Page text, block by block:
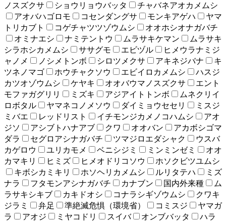
ノスズクサ
ショウリョウバッタ
チャバネアオカメムシ
アオバハゴロモ
コセンダングサ モンキアゲハ
ヤマ
トリカブト
コゲチャツツゾウムシ
オオホシオナガバチ
オミナエシ
ナミテントウ ムラサキケマン
ムラサキ
シラホシカメムシ
ササグモ エビヅル
ヒメウラナミジ
ャノメ
ノシメトンボ シロツメクサ アキネジバナ
キ
ツネノマゴ
ホウチャクソウ エビイロカメムシ
ハスジ
カツオゾウムシ
ケヤキ オオバウマノスズクサ
エント
モファガグリリ
ミズキ アジアイトトンボ
ムネクリイ
ロボタル
ヤマネコノメソウ ダイミョウセセリ
ミスジ
ミバエ
レッドリスト イチモンジカメノコハムシ
アオ
ジソ
アシブトハナアブ クワ オオバン
アカボシゴマ
ダラ
セグロアシナガバチ ツマジロエダシャク
ウスバ
カゲロウ
ユリカモメ ベニシジミ ミンミンゼミ
オオ
カマキリ
ヒミズ ヒメオドリコソウ
ホソクビツユムシ
キボシカミキリ
ホソヘリカメムシ ルリタテハ
ミズ
ナラ
フタモンアシナガバチ カナブン 国内外来種
ム
ラサキシキブ
カキドオシ コナラシギゾウムシ
クワキ
ジラミ
弁足 準絶滅危惧（環境省） コミスジ
ヤマガ
ラ
アオジ ミヤコドリ スイバ オンブバッタ
ハラ